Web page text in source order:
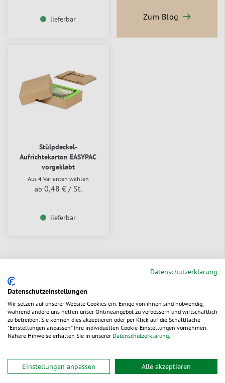
lieferbar Zum Blog
Stülpdeckel-
Aufrichtekarton EASYPAC
vorgeklebt
Aus 4 Varianten wählen
ab 0,48 € / St.
lieferbar
Datenschutzerklärung
Datenschutzeinstellungen
Wir setzen auf unserer Website Cookies ein. Einige von ihnen sind notwendig,
während andere uns helfen unser Onlineangebot zu verbessern und wirtschaftlich
zu betreiben. Sie können dies akzeptieren oder per Klick auf die Schaltfläche
"Einstellungen anpassen" Ihre individuellen Cookie-Einstellungen vornehmen.
Nähere Hinweise erhalten Sie in unserer Datenschutzerklärung.
Einstellungen anpassen Alle akzeptieren